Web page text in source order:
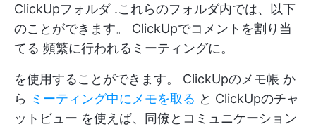
ClickUpフォルダ .これらのフォルダ内では、以下
のことができます。 ClickUpでコメントを割り当
てる 頻繁に行われるミーティングに。
を使用することができます。 ClickUpのメモ帳 か
ら ミーティング中にメモを取る と ClickUpのチャ
ットビュー を使えば、同僚とコミュニケーション